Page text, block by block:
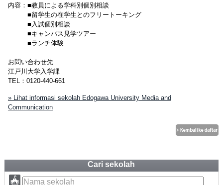
内容：■教員による学科別個別相談
■留学生の在学生とのフリートーキング
■入試個別相談
■キャンパス見学ツアー
■ランチ体験
お問い合わせ先
江戸川大学入学課
TEL：0120-440-661
» Lihat informasi sekolah Edogawa University Media and
Communication
Cari sekolah